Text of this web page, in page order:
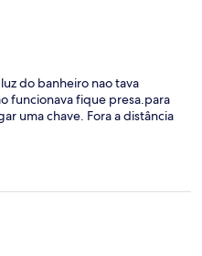
do banheiro nao tava
funcionava fique presa.para
uma chave. Fora a distância